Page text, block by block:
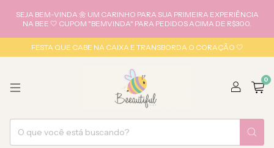
SEJA BEM-VINDA 🌼 UM CARINHO PARA SUA PRIMEIRA EXPERIÊNCIA
NA BEE 🤍 CUPOM "BEMVINDA" PARA PEDIDOS ACIMA DE R$300.
FESTA QUE CABE NA CAIXA E TRANSBORDA O CORAÇÃO 🤍
0